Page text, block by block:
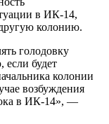
в ИК-14,
колонию.
голодовку
если будет
колонии
возбуждения
в ИК-14», —